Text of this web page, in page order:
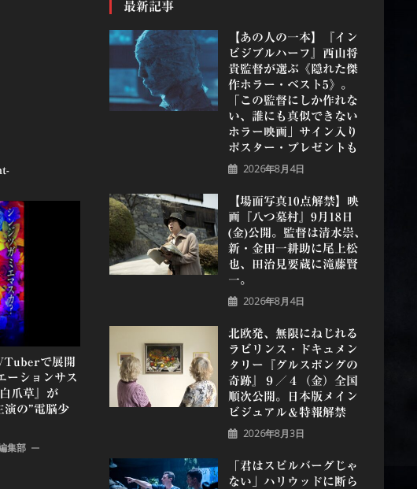
で展開
ーションサス
爪草』が
演の”電脳少
集部
最新記事
【あの人の一本】『イン
ビジブルハーフ』⻄⼭将
貴監督が選ぶ《隠れた傑
作ホラー・ベスト5》。
「この監督にしか作れな
い、誰にも真似できない
ホラー映画」サイン入り
ポスター・プレゼントも
2026年8月4日
【場面写真10点解禁】映
画『八つ墓村』9月18日
(金)公開。監督は清水崇、
新・金田一耕助に尾上松
也、田治見要蔵に滝藤賢
一。
2026年8月4日
北欧発、無限にねじれる
ラビリンス・ドキュメン
タリー『グルスポングの
奇跡』９／４（金）全国
順次公開。日本版メイン
ビジュアル＆特報解禁
2026年8月3日
「君はスピルバーグじゃ
ない」ハリウッドに断ら